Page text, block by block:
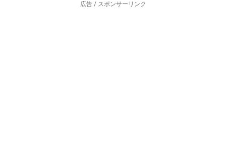
広告 / スポンサーリンク